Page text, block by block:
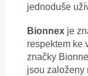
jednoduše
Bionnex je
respektem ke
značky
jsou založeny